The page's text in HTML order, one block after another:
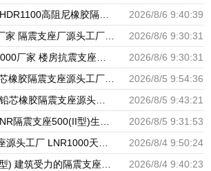
隔震支座的厂家电话 HDR1100高阻尼橡胶隔震支座生产厂家 建筑高阻尼支座减震支座厂家
2026/8/6 9:40:39
建筑隔震支座LRB型厂家 隔震支座厂源头工厂 LRB300橡胶隔震支座多少钱
2026/8/6 9:30:31
摩擦摆支座FPS-II-15000厂家 楼房抗震支座厂家 建筑铅芯橡胶抗震支座源头工厂
2026/8/6 9:30:31
橡胶楼梯支座 LRB铅芯橡胶隔震支座源头工厂 抗震支座LNR800厂家
2026/8/5 9:54:36
隔震支座批发 高阻尼铅芯橡胶隔震支座源头工厂 HDR1300高阻尼橡胶隔震支座
2026/8/5 9:43:21
HDR1200隔震支座 LNR隔震支座500(II型)生产厂家 LRB1400铅芯隔震支座厂家电话
2026/8/5 9:31:53
建筑摩擦摆式减震支座源头工厂 LNR1000天然橡胶支座多少钱 HDR系列高阻尼隔震橡胶支座多少钱
2026/8/4 9:50:24
LNR隔震支座1400(II型) 建筑受力的隔震支座厂家 LRB400铅芯支座
2026/8/4 9:40:23